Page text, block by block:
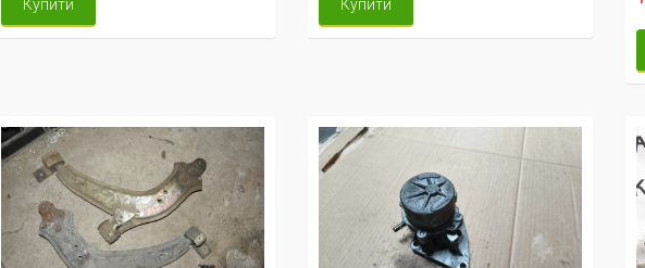
Купити Купити